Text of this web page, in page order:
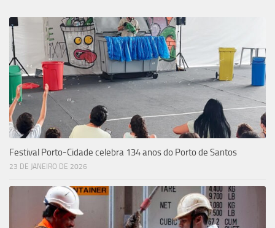
Festival Porto-Cidade celebra 134 anos do Porto de Santos
23 DE JANEIRO DE 2026